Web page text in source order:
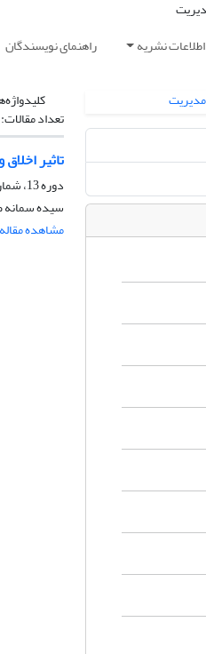
اطلاعات نشریه راهنمای نویسندگان
تعداد مقالات:
تاثیر
دوره 13، شماره 52، زمستان 1403، صفحه
سیده سمانه
مشاهده مقاله